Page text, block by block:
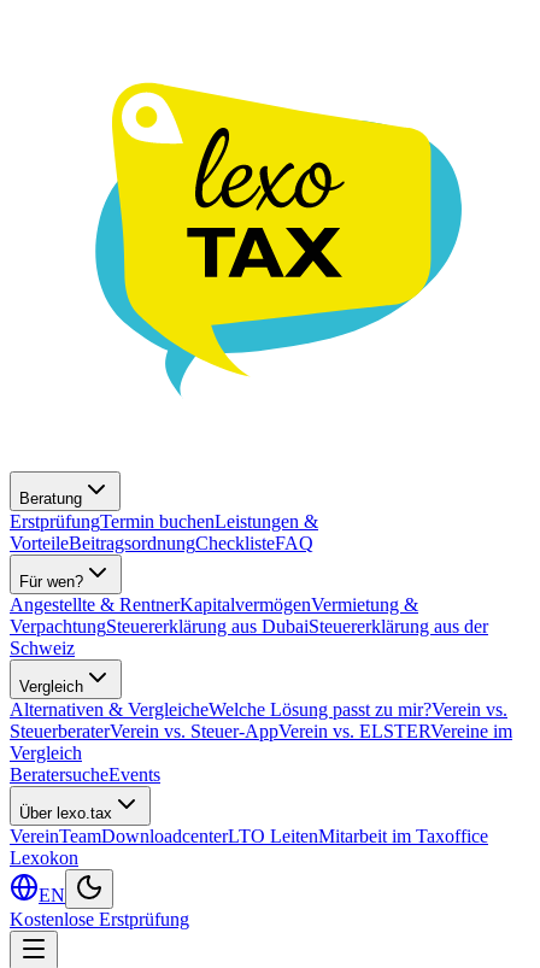
Beratung
ErstprüfungTermin buchenLeistungen &
VorteileBeitragsordnungChecklisteFAQ
Für wen?
Angestellte & RentnerKapitalvermögenVermietung &
VerpachtungSteuererklärung aus DubaiSteuererklärung aus der
Schweiz
Vergleich
Alternativen & VergleicheWelche Lösung passt zu mir?Verein vs.
SteuerberaterVerein vs. Steuer-AppVerein vs. ELSTERVereine im
Vergleich
BeratersucheEvents
Über lexo.tax
VereinTeamDownloadcenterLTO LeitenMitarbeit im Taxoffice
Lexokon
EN
Kostenlose Erstprüfung